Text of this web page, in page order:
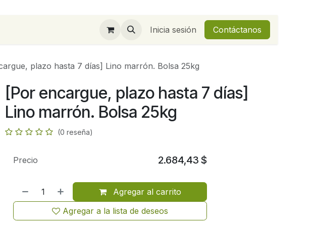
Inicia sesión Contáctanos
plazo hasta 7 días] Lino marrón. Bolsa 25kg
[Por encargue, plazo hasta 7 días]
Lino marrón. Bolsa 25kg
(0 reseña)
Agregar al carrito
Agregar a la lista de deseos
Precio 2.684,43 $